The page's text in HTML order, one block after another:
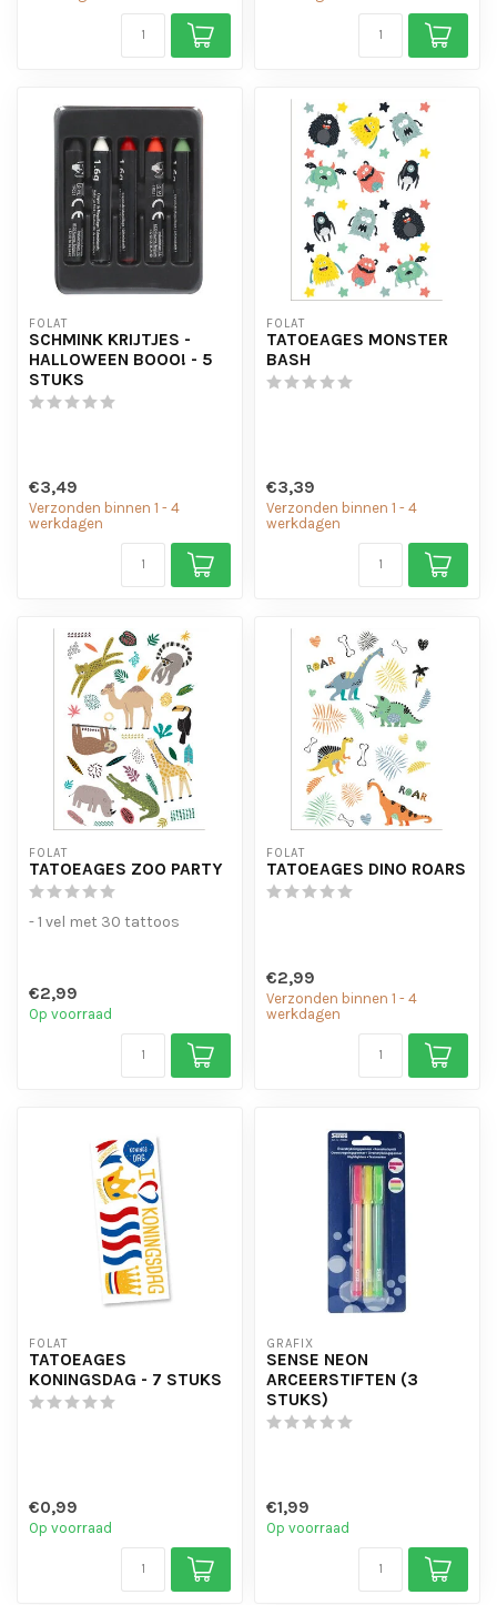
FOLAT
SCHMINK KRIJTJES -
HALLOWEEN BOOO! - 5
STUKS
€3,49
Verzonden binnen 1 - 4
werkdagen
FOLAT
TATOEAGES MONSTER
BASH
€3,39
Verzonden binnen 1 - 4
werkdagen
FOLAT
TATOEAGES ZOO PARTY
- 1 vel met 30 tattoos
€2,99
Op voorraad
FOLAT
TATOEAGES DINO ROARS
€2,99
Verzonden binnen 1 - 4
werkdagen
FOLAT
TATOEAGES
KONINGSDAG - 7 STUKS
€0,99
Op voorraad
GRAFIX
SENSE NEON
ARCEERSTIFTEN (3
STUKS)
€1,99
Op voorraad